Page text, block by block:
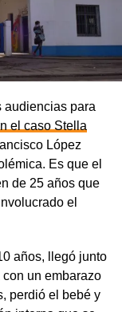
audiencias para
el caso Stella
López
Es que el
de 25 años que
el
años, llegó junto
un embarazo
perdió el bebé y